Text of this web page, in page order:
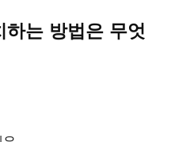
는 방법은 무엇